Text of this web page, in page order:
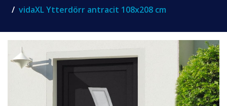
vidaXL Ytterdörr antracit 108x208 cm